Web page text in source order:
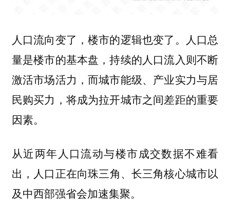
人口流向变了，楼市的逻辑也变了。人口总
量是楼市的基本盘，持续的人口流入则不断
激活市场活力，而城市能级、产业实力与居
民购买力，将成为拉开城市之间差距的重要
因素。
从近两年人口流动与楼市成交数据不难看
出， 人口正在向珠三角、长三角核心城市以
及中西部强省会加速集聚。